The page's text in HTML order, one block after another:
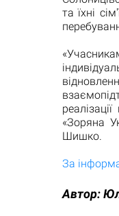
та їхні
«Зоряна
Шишко.
За
Автор: